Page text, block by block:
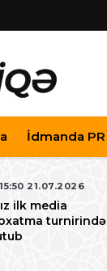
İdmanda PR
15:50 21.07.2026
ilk media
turnirində